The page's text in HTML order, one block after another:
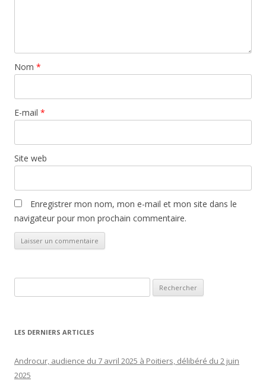
Nom *
E-mail *
Site web
Enregistrer mon nom, mon e-mail et mon site dans le
navigateur pour mon prochain commentaire.
LES DERNIERS ARTICLES
Androcur, audience du 7 avril 2025 à Poitiers, délibéré du 2 juin
2025